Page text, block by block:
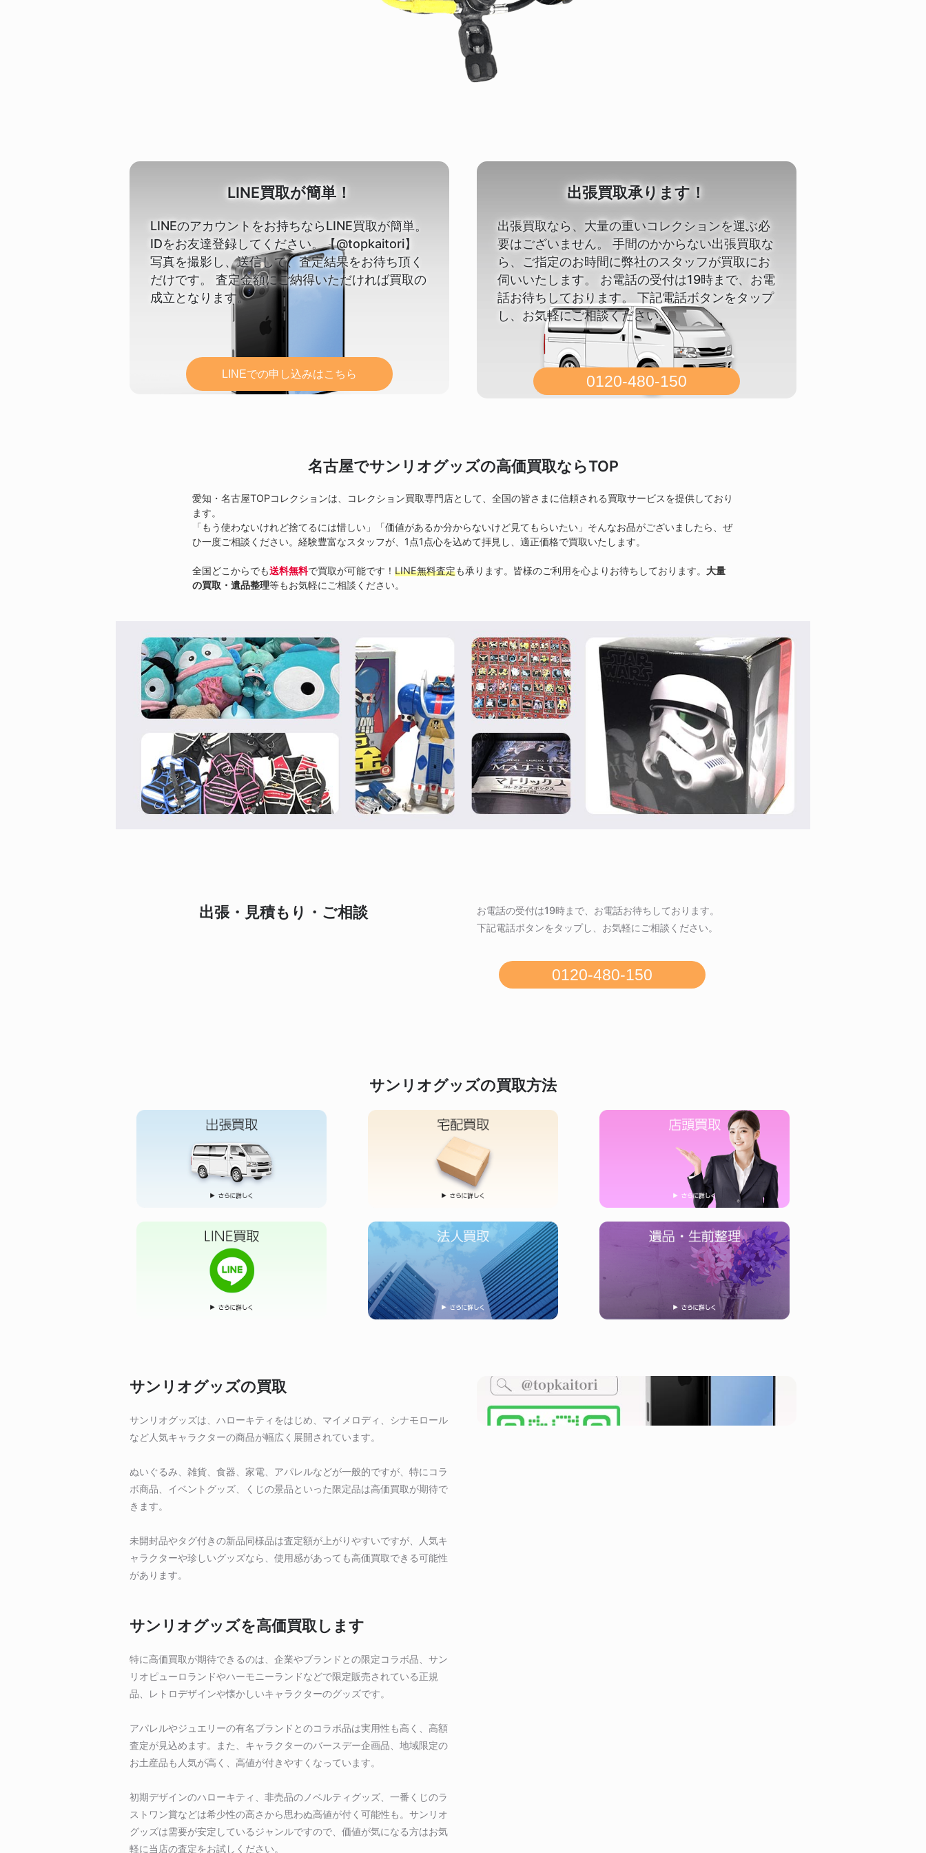
LINE買取が簡単！
LINEのアカウントをお持ちならLINE買取が簡単。
IDをお友達登録してください。【@topkaitori】
写真を撮影し、送信して、査定結果をお待ち頂く
だけです。 査定金額にご納得いただければ買取の
成立となります。
LINEでの申し込みはこちら
出張買取承ります！
出張買取なら、大量の重いコレクションを運ぶ必
要はございません。 手間のかからない出張買取な
ら、ご指定のお時間に弊社のスタッフが買取にお
伺いいたします。 お電話の受付は19時まで、お電
話お待ちしております。 下記電話ボタンをタップ
し、お気軽にご相談ください。
0120-480-150
名古屋でサンリオグッズの高価買取ならTOP
愛知・名古屋TOPコレクションは、コレクション買取専門店として、全国の皆さまに信頼される買取サービスを提供しており
ます。
「もう使わないけれど捨てるには惜しい」「価値があるか分からないけど見てもらいたい」そんなお品がございましたら、ぜ
ひ一度ご相談ください。経験豊富なスタッフが、1点1点心を込めて拝見し、適正価格で買取いたします。
全国どこからでも送料無料で買取が可能です！ LINE無料査定も承ります。皆様のご利用を心よりお待ちしております。 大量
の買取・遺品整理等もお気軽にご相談ください。
出張・見積もり・ご相談
お電話の受付は19時まで、お電話お待ちしております。
下記電話ボタンをタップし、お気軽にご相談ください。
0120-480-150
サンリオグッズの買取方法
サンリオグッズの買取
サンリオグッズは、ハローキティをはじめ、マイメロディ、シナモロール
など人気キャラクターの商品が幅広く展開されています。
ぬいぐるみ、雑貨、食器、家電、アパレルなどが一般的ですが、特にコラ
ボ商品、イベントグッズ、くじの景品といった限定品は高価買取が期待で
きます。
未開封品やタグ付きの新品同様品は査定額が上がりやすいですが、人気キ
ャラクターや珍しいグッズなら、使用感があっても高価買取できる可能性
があります。
サンリオグッズを高価買取します
特に高価買取が期待できるのは、企業やブランドとの限定コラボ品、サン
リオピューロランドやハーモニーランドなどで限定販売されている正規
品、レトロデザインや懐かしいキャラクターのグッズです。
アパレルやジュエリーの有名ブランドとのコラボ品は実用性も高く、高額
査定が見込めます。また、キャラクターのバースデー企画品、地域限定の
お土産品も人気が高く、高値が付きやすくなっています。
初期デザインのハローキティ、非売品のノベルティグッズ、一番くじのラ
ストワン賞などは希少性の高さから思わぬ高値が付く可能性も。サンリオ
グッズは需要が安定しているジャンルですので、価値が気になる方はお気
軽に当店の査定をお試しください。